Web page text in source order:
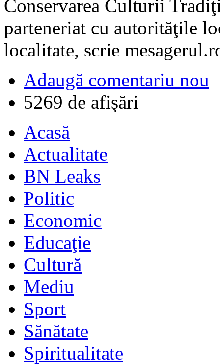
Conservarea Culturii
parteneriat cu autorităţile
localitate, scrie
Adaugă comentariu nou
5269 de afişări
Acasă
Actualitate
BN Leaks
Politic
Economic
Educaţie
Cultură
Mediu
Sport
Sănătate
Spiritualitate